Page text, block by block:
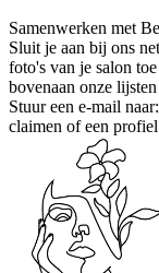
Samenwerken met
Sluit je aan bij ons
foto's van je salon
bovenaan onze
Stuur een e-mail naar:
claimen of een